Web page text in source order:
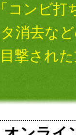
コンビ打
消去な
撃され